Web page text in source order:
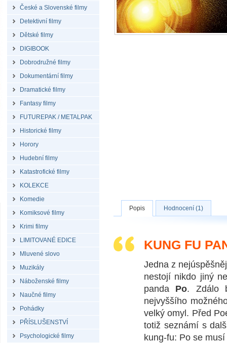
České a Slovenské filmy
Detektivní filmy
Dětské filmy
DIGIBOOK
Dobrodružné filmy
Dokumentární filmy
Dramatické filmy
Fantasy filmy
FUTUREPAK / METALPAK
Historické filmy
Horory
Hudební filmy
Katastrofické filmy
KOLEKCE
Komedie
Komiksové filmy
Krimi filmy
LIMITOVANÉ EDICE
Mluvené slovo
Muzikály
Náboženské filmy
Naučné filmy
Pohádky
PŘÍSLUŠENSTVÍ
Psychologické filmy
Popis Hodnocení (1)
KUNG FU
Jedna z
nestojí nikdo jiný
panda Po. Zdálo
nejvyššího
velký omyl. Před
totiž seznámí s
kung-fu: Po se